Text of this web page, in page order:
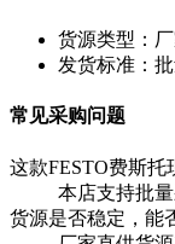
货源类型：
发货标准：
常见采购问题
这款FESTO费斯托
本店支持批
货源是否稳定，能